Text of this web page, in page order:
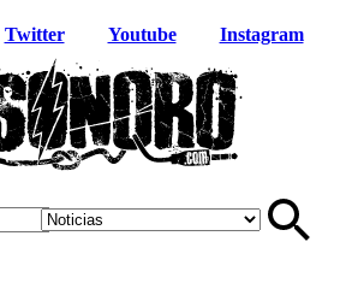
Twitter Youtube Instagram